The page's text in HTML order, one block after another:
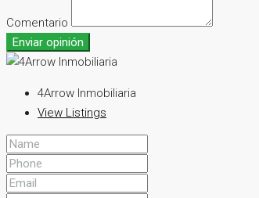
Comentario
Enviar opinión
4Arrow Inmobiliaria
View Listings